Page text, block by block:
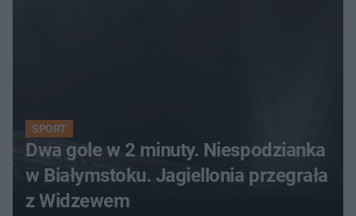
SPORT
Dwa gole w 2 minuty. Niespodzianka
w Białymstoku. Jagiellonia przegrała
z Widzewem